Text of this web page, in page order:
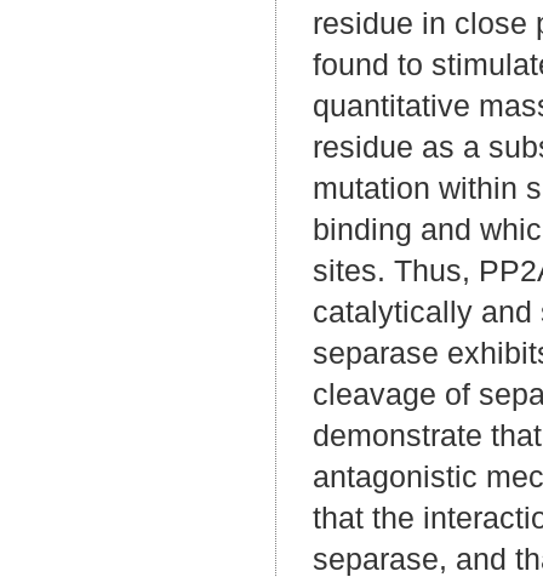
residue in close
found to
quantitative
residue as a
mutation within
binding and
sites. Thus,
catalytically and
separase
cleavage of
demonstrate
antagonistic
that the
separase, and